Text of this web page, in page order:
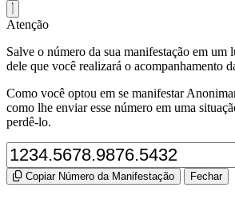
Atenção
Salve o número da sua manifestação em um
dele que você realizará o acompanhamento
Como você optou em se manifestar
como lhe enviar esse número em uma
perdê-lo.
Copiar Número da Manifestação Fechar